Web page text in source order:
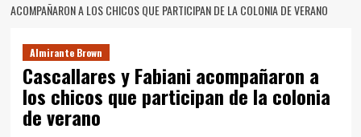
ACOMPAÑARON A LOS CHICOS QUE PARTICIPAN DE LA COLONIA DE VERANO
Almirante Brown
Cascallares y Fabiani acompañaron a
los chicos que participan de la colonia
de verano